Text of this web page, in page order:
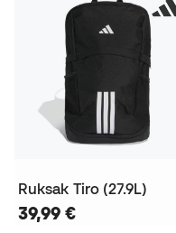
Ruksak Tiro (27.9L)
39,99 €